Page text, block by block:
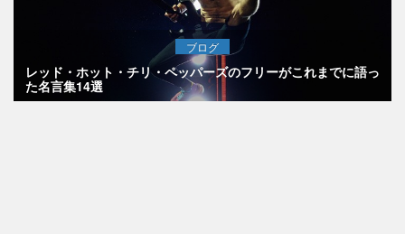
ブログ
レッド・ホット・チリ・ペッパーズのフリーがこれまでに語っ
た名言集14選